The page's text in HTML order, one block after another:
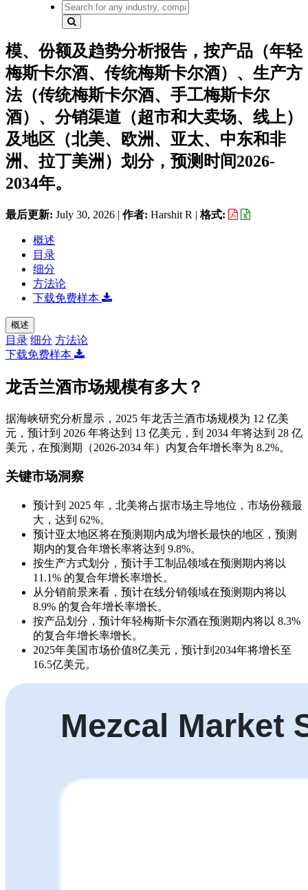
模、份额及趋势分析报告，按产品（年轻
梅斯卡尔酒、传统梅斯卡尔酒）、生产方
法（传统梅斯卡尔酒、手工梅斯卡尔
酒）、分销渠道（超市和大卖场、线上）
及地区（北美、欧洲、亚太、中东和非
洲、拉丁美洲）划分，预测时间2026-
2034年。
最后更新: July 30, 2026 | 作者: Harshit R | 格式:
概述
目录
细分
方法论
下载免费样本
概述
目录 细分 方法论
下载免费样本
龙舌兰酒市场规模有多大？
据海峡研究分析显示，2025 年龙舌兰酒市场规模为 12 亿美
元，预计到 2026 年将达到 13 亿美元，到 2034 年将达到 28 亿
美元，在预测期（2026-2034 年）内复合年增长率为 8.2%。
关键市场洞察
预计到 2025 年，北美将占据市场主导地位，市场份额最
大，达到 62%。
预计亚太地区将在预测期内成为增长最快的地区，预测
期内的复合年增长率将达到 9.8%。
按生产方式划分，预计手工制品领域在预测期内将以
11.1% 的复合年增长率增长。
从分销前景来看，预计在线分销领域在预测期内将以
8.9% 的复合年增长率增长。
按产品划分，预计年轻梅斯卡尔酒在预测期内将以 8.3%
的复合年增长率增长。
2025年美国市场价值8亿美元，预计到2034年将增长至
16.5亿美元。